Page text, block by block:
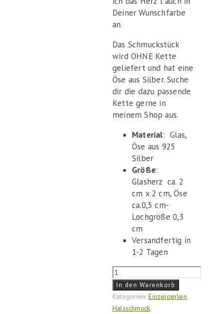
Deiner Wunschfarbe
an.
Das Schmuckstück
wird OHNE Kette
geliefert und hat eine
Öse aus Silber. Suche
dir die dazu passende
Kette gerne in
meinem Shop aus.
Material: Glas,
Öse aus 925
Silber
Größe:
Glasherz ca. 2
cm x 2 cm, Öse
ca.0,5 cm-
Lochgröße 0,3
cm
Versandfertig in
1-2 Tagen
Anhänger
"Rotes
Herz"
Menge
In den Warenkorb
Kategorien:Einzelperlen,
Halsschmuck,